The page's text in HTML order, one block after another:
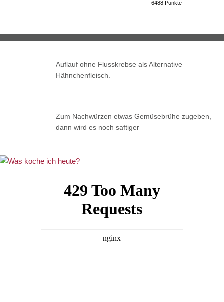
6488 Punkte
Auflauf ohne Flusskrebse als Alternative
Hähnchenfleisch.
Zum Nachwürzen etwas Gemüsebrühe zugeben,
dann wird es noch saftiger